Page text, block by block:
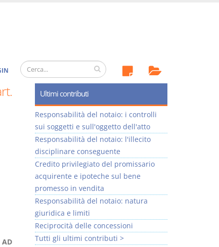
AD
Ultimi contributi
Responsabilità del notaio: i controlli
sui soggetti e sull'oggetto dell'atto
Responsabilità del notaio: l'illecito
disciplinare conseguente
Credito privilegiato del promissario
acquirente e ipoteche sul bene
promesso in vendita
Responsabilità del notaio: natura
giuridica e limiti
Reciprocità delle concessioni
Tutti gli ultimi contributi >